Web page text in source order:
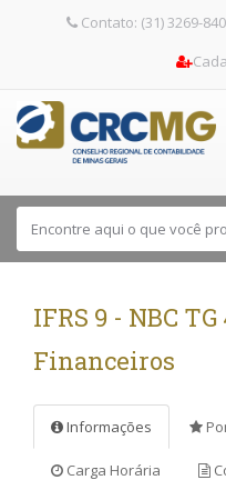
Contato: (31) 3269-
IFRS 9 - NBC
Financeiros
Informações
Carga Horária